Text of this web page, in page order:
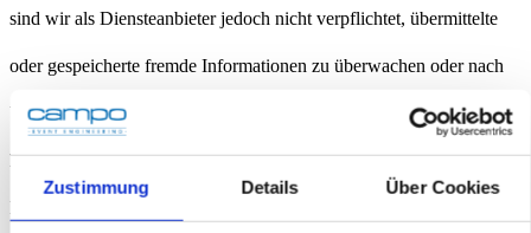
Zustimmung Details Über Cookies
sind wir als Diensteanbieter jedoch nicht verpflichtet, übermittelte
oder gespeicherte fremde Informationen zu überwachen oder nach
Umständen zu forschen, die auf eine rechtswidrige Tätigkeit
hinweisen. Verpflichtungen zur Entfernung oder Sperrung der
Nutzung von Informationen nach den allgemeinen Gesetzen bleiben